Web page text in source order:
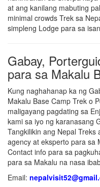
at ang kanilang mabuting
minimal crowds Trek sa
simpleng Lodge para sa
Gabay,
para sa Makalu
Kung naghahanap ka ng
Makalu Base Camp Trek o
maligayang pagdating sa
kami sa iyo ng karanasang
Tangkilikin ang Nepal Treks
agency at eksperto para sa
Contact info para sa
para sa Makalu na nasa
Email: